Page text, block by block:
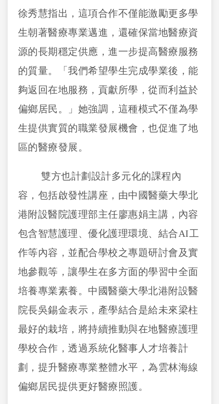
徐秀慧指出，這項合作不僅能激勵更多學
生朝著醫療專業邁進，還確保當地醫療資
源的長期穩定供應，進一步提高醫療服務
的質量。「我們希望學生完成學業後，能
夠返回在地服務，貢獻所學，從而利益於
偏鄉居民。」她強調，這種模式不僅為學
生提供實質的職業發展機會，也促進了地
區的醫療發展。
雙方也計劃設計多元化的課程內
容，包括啟發性講座，由中國醫藥大學北
港附設醫院護理部主任廖惠娟主講，內容
包含智慧護理、優化護理環境、結合AI工
作等內容，並配合學校之專題研討會及實
地參觀等，讓學生在多方面的學習中全面
培養專業素養。中國醫藥大學北港附設醫
院長吳錫金表示，產學結合是給未來梁柱
最好的栽培，將持續推動與在地醫療護理
學校合作，透過系統化醫事人才培養計
劃，提升醫療專業整體水平，為雲林海線
偏鄉居民提供更好醫療照護。